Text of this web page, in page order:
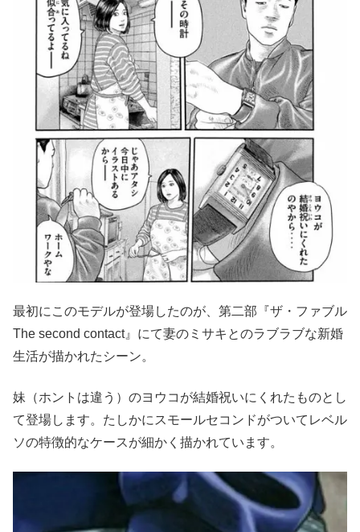
最初にこのモデルが登場したのが、第二部『ザ・ファブル
The second contact』にて妻のミサキとのラブラブな新婚
生活が描かれたシーン。
妹（ホントは違う）のヨウコが結婚祝いにくれたものとし
て登場します。たしかにスモールセコンドがついてレベル
ソの特徴的なケースが細かく描かれています。